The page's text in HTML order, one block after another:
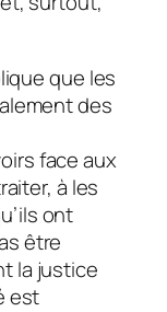
que les
des
face aux
à les
ont
être
la justice
est